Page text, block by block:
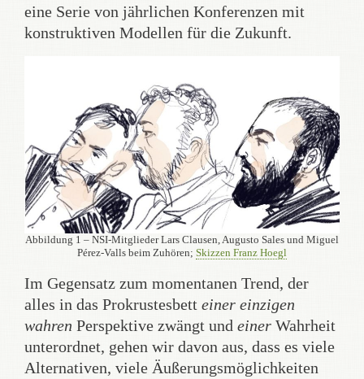
eine Serie von jährlichen Konferenzen mit
konstruktiven Modellen für die Zukunft.
Abbildung 1 – NSI-Mitglieder Lars Clausen, Augusto Sales und Miguel
Pérez-Valls beim Zuhören; Skizzen Franz Hoegl
Im Gegensatz zum momentanen Trend, der
alles in das Prokrustesbett einer einzigen
wahren Perspektive zwängt und einer Wahrheit
unterordnet, gehen wir davon aus, dass es viele
Alternativen, viele Äußerungsmöglichkeiten